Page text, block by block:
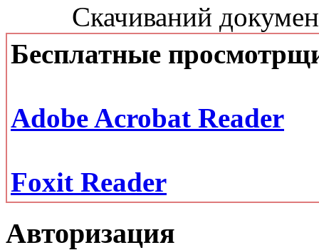
Скачиваний
Бесплатные
Adobe Acrobat Reader
Foxit Reader
Авторизация